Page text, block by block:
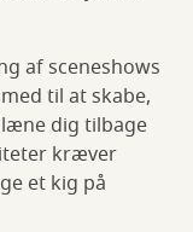
af sceneshows
til at skabe,
dig tilbage
kræver
et kig på